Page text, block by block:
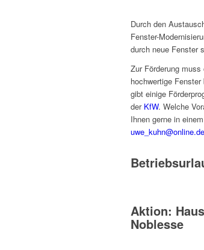
Durch den
Fenster-
durch neue Fenster
Zur Förderung
hochwertige
gibt einige
der KfW. Welche
Ihnen gerne in
uwe_kuhn@online.de
Aktion:
Noblesse